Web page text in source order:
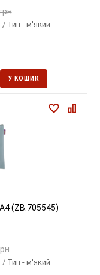
/ Тип - м'який
У КОШИК
(ZB.705545)
/ Тип - м'який